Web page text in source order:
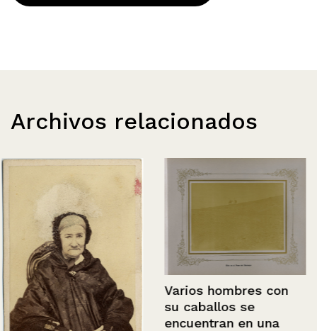
Archivos relacionados
Varios hombres con
su caballos se
encuentran en una